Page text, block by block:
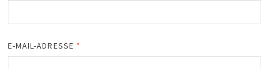
E-MAIL-ADRESSE *